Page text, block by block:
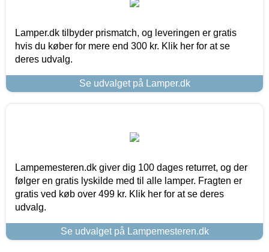
Lamper.dk tilbyder prismatch, og leveringen er gratis
hvis du køber for mere end 300 kr. Klik her for at se
deres udvalg.
Se udvalget på Lamper.dk
Lampemesteren.dk giver dig 100 dages returret, og der
følger en gratis lyskilde med til alle lamper. Fragten er
gratis ved køb over 499 kr. Klik her for at se deres
udvalg.
Se udvalget på Lampemesteren.dk